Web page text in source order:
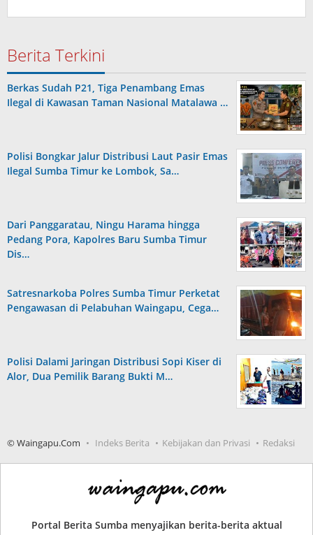
Berita Terkini
Berkas Sudah P21, Tiga Penambang Emas
Ilegal di Kawasan Taman Nasional Matalawa …
Polisi Bongkar Jalur Distribusi Laut Pasir Emas
Ilegal Sumba Timur ke Lombok, Sa…
Dari Panggaratau, Ningu Harama hingga
Pedang Pora, Kapolres Baru Sumba Timur
Dis…
Satresnarkoba Polres Sumba Timur Perketat
Pengawasan di Pelabuhan Waingapu, Cega…
Polisi Dalami Jaringan Distribusi Sopi Kiser di
Alor, Dua Pemilik Barang Bukti M…
© Waingapu.Com Indeks Berita Kebijakan dan Privasi Redaksi
Portal Berita Sumba menyajikan berita-berita aktual